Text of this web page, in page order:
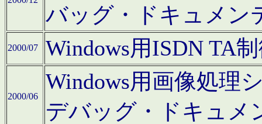
バッグ・ドキュメン
2000/07 Windows用ISDN TA
2000/06
Windows用画像処理
デバッグ・ドキュメ